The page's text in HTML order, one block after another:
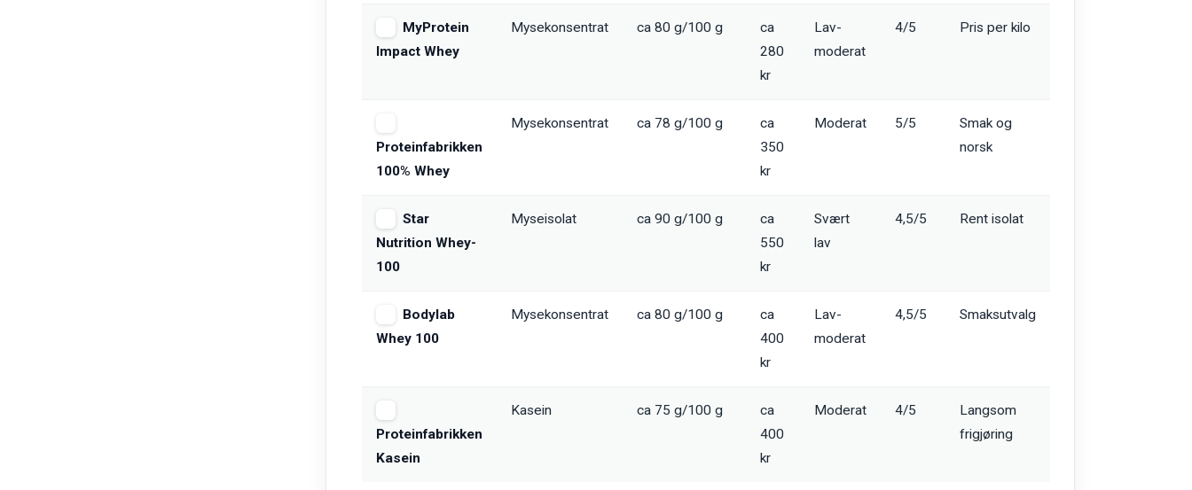
MyProtein
Impact Whey
Mysekonsentrat ca 80 g/100 g
ca
280
kr
Lav-
moderat
4/5 Pris per kilo
Proteinfabrikken
100% Whey
Mysekonsentrat ca 78 g/100 g
ca
350
kr
Moderat 5/5
Smak og
norsk
Star
Nutrition Whey-
100
Myseisolat ca 90 g/100 g
ca
550
kr
Svært
lav
4,5/5 Rent isolat
Bodylab
Whey 100
Mysekonsentrat ca 80 g/100 g
ca
400
kr
Lav-
moderat
4,5/5 Smaksutvalg
Proteinfabrikken
Kasein
Kasein ca 75 g/100 g
ca
400
kr
Moderat 4/5
Langsom
frigjøring